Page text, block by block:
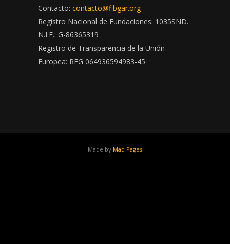
Contacto: contacto@fibgar.org
Registro Nacional de Fundaciones: 1035SND.
N.I.F.: G-86365319
Registro de Transparencia de la Unión
Europea: REG 064936594983-45
Made by Mad Pages